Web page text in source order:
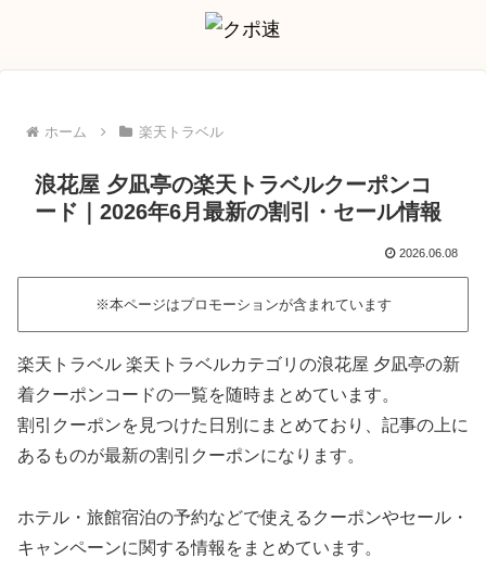
ホーム 楽天トラベル
浪花屋 夕凪亭の楽天トラベルクーポンコ
ード｜2026年6月最新の割引・セール情報
2026.06.08
※本ページはプロモーションが含まれています
楽天トラベル 楽天トラベルカテゴリの浪花屋 夕凪亭の新
着クーポンコードの一覧を随時まとめています。
割引クーポンを見つけた日別にまとめており、記事の上に
あるものが最新の割引クーポンになります。
ホテル・旅館宿泊の予約などで使えるクーポンやセール・
キャンペーンに関する情報をまとめています。